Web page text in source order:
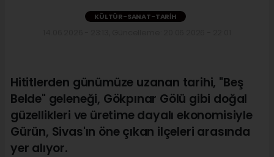
KÜLTÜR-SANAT-TARIH
Hititlerden günümüze uzanan tarihi, "Beş
Belde" geleneği, Gökpınar Gölü gibi doğal
güzellikleri ve üretime dayalı ekonomisiyle
Gürün, Sivas'ın öne çıkan ilçeleri arasında
yer alıyor.